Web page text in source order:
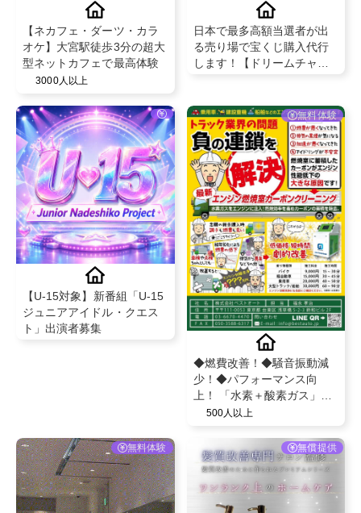
【ネカフェ・ダーツ・カラ
オケ】大宮駅徒歩3分の超大
型ネットカフェで最高体験
3000人以上
日本で最多高額当選者が出
る売り場で宝くじ購入代行
します！【ドリームチャン
【U-15対象】新番組「U-15
ジュニアアイドル・クエス
ト」出演者募集
無料体験
◆燃費改善！◆騒音振動減
少！◆パフォーマンス向
上！ 「水素＋酸素ガス」で
愛車のエンジンを新車のよ
焼室カーボンクリーニン
グ』体験者募集中！
500人以上
無料体験 無償提供